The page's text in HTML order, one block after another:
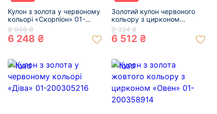
Кулон з золота у червоному
кольорі «Скорпіон» 01-
200320266
8 946 ₴
6 248 ₴
Золотий кулон червоного
кольору з цирконом
«Скорпіон» 01-200319311
9 324 ₴
6 512 ₴